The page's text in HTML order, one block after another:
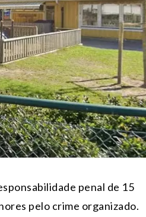
penal de 15
pelo crime organizado.